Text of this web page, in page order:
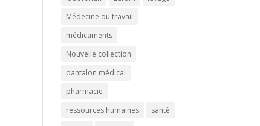
Médecine du travail
médicaments
Nouvelle collection
pantalon médical
pharmacie
ressources humaines
santé